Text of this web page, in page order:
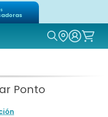
Icon of
Ponto